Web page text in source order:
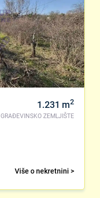
1.231 m2
GRAĐEVINSKO ZEMLJIŠTE
Više o nekretnini >